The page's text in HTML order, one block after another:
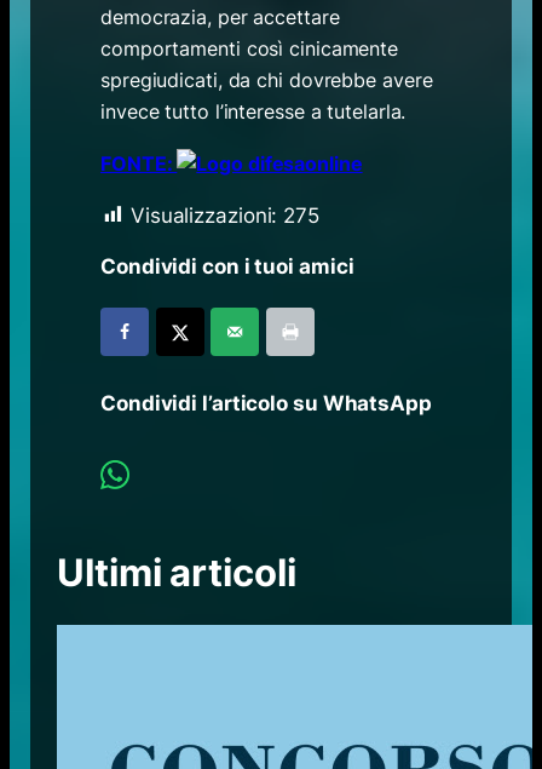
democrazia, per accettare
comportamenti così cinicamente
spregiudicati, da chi dovrebbe avere
invece tutto l’interesse a tutelarla.
FONTE:
Visualizzazioni: 275
Condividi con i tuoi amici
Condividi l’articolo su WhatsApp
Ultimi articoli